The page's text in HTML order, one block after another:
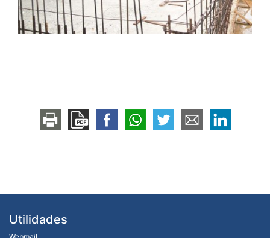
Utilidades
Webmail